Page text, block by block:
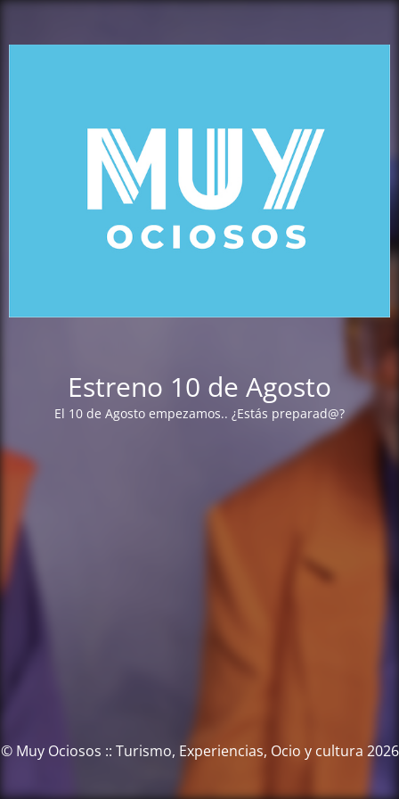
Estreno 10 de Agosto
El 10 de Agosto empezamos.. ¿Estás preparad@?
© Muy Ociosos :: Turismo, Experiencias, Ocio y cultura 2026